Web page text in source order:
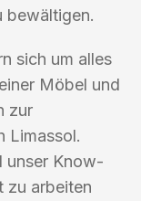
bewältigen.
sich um alles
Möbel und
zur
Limassol.
unser Know-
zu arbeiten